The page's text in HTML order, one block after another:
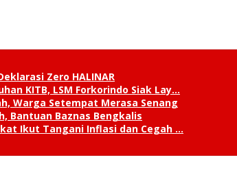
Zero HALINAR
KITB, LSM Forkorindo Siak Lay…
Warga Setempat Merasa Senang
Bantuan Baznas Bengkalis
Ikut Tangani Inflasi dan Cegah …